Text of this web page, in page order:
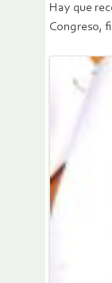
Hay que
Congreso,